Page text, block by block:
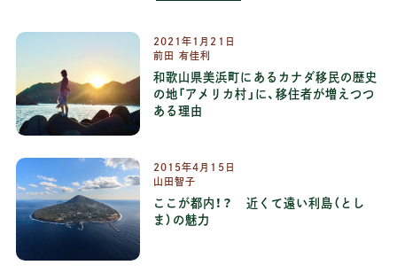
2021年1 月 21
日
前田 有佳利
和歌山県美浜町にあるカナダ移民の歴史
の地「アメリカ村」に、移住者が増えつつ
ある理由
2015年4 月 15 日
山田智子
ここが都内！？ 近くて遠い利島（とし
ま）の魅力